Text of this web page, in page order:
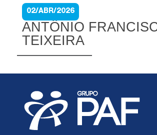
02/ABR/2026
ANTÔNIO
TEIXEIRA